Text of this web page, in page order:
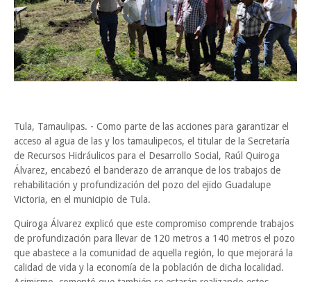
Tula, Tamaulipas. - Como parte de las acciones para garantizar el
acceso al agua de las y los tamaulipecos, el titular de la Secretaría
de Recursos Hidráulicos para el Desarrollo Social, Raúl Quiroga
Álvarez, encabezó el banderazo de arranque de los trabajos de
rehabilitación y profundización del pozo del ejido Guadalupe
Victoria, en el municipio de Tula.
Quiroga Álvarez explicó que este compromiso comprende trabajos
de profundización para llevar de 120 metros a 140 metros el pozo
que abastece a la comunidad de aquella región, lo que mejorará la
calidad de vida y la economía de la población de dicha localidad.